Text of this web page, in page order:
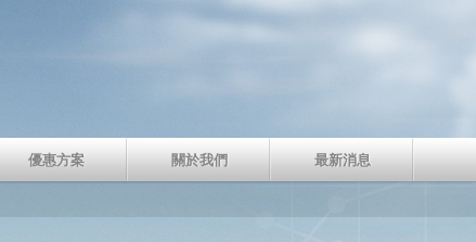
優惠方案 關於我們 最新消息